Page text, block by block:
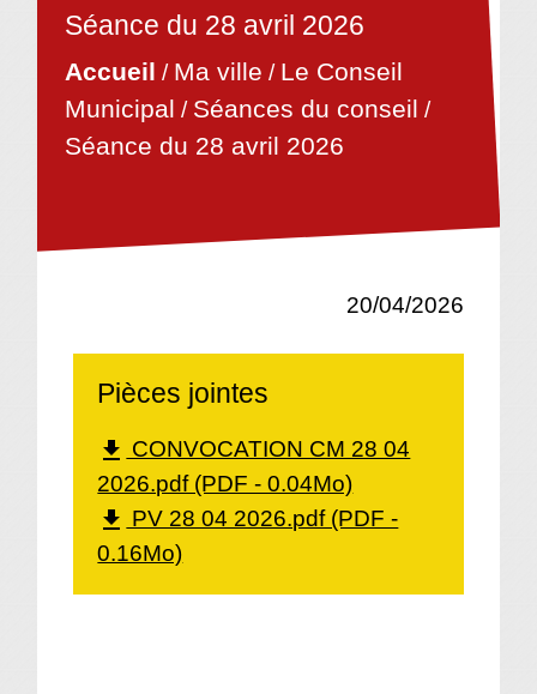
Séance du 28 avril 2026
Accueil / Ma ville / Le Conseil
Municipal / Séances du conseil /
Séance du 28 avril 2026
20/04/2026
Pièces jointes
file_download CONVOCATION CM 28 04
2026.pdf (PDF - 0.04Mo)
file_download PV 28 04 2026.pdf (PDF -
0.16Mo)